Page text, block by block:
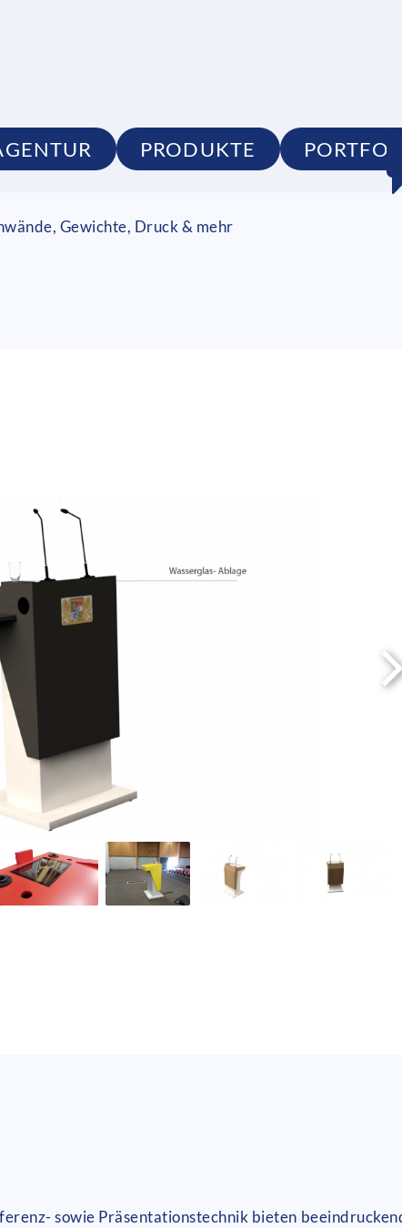
PRODUKTE
Gewichte, Druck & mehr
sowie Präsentationstechnik bieten